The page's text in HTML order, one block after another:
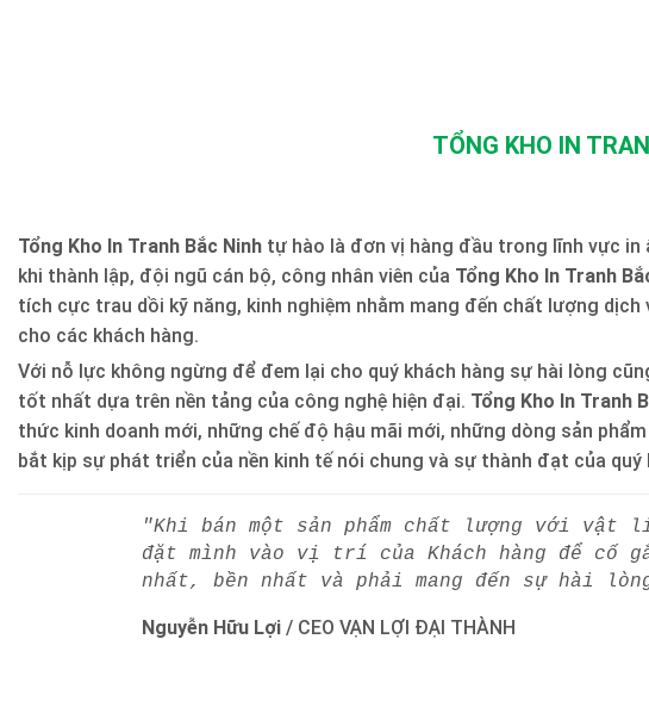
TỔNG KHO IN
Tổng Kho In Tranh Bắc Ninh tự hào là đơn vị hàng đầu trong lĩnh vực in
khi thành lập, đội ngũ cán bộ, công nhân viên của Tổng Kho In Tranh
tích cực trau dồi kỹ năng, kinh nghiệm nhằm mang đến chất lượng dịch
cho các khách hàng.
Với nỗ lực không ngừng để đem lại cho quý khách hàng sự hài lòng
tốt nhất dựa trên nền tảng của công nghệ hiện đại. Tổng Kho In Tranh
thức kinh doanh mới, những chế độ hậu mãi mới, những dòng sản
bắt kịp sự phát triển của nền kinh tế nói chung và sự thành đạt của quý
"Khi bán một sản phẩm chất lượng với
đặt mình vào vị trí của Khách hàng để cố
nhất, bền nhất và phải mang đến sự hài
Nguyễn Hữu Lợi / CEO VẠN LỢI ĐẠI THÀNH